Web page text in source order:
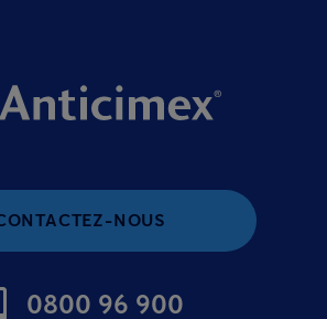
NOUS
0800 96 900